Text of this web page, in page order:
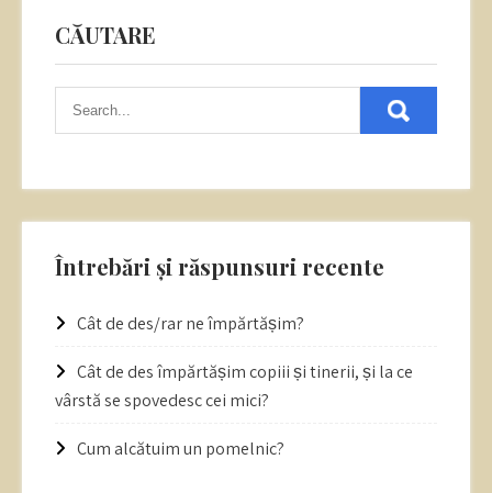
CĂUTARE
Întrebări și răspunsuri recente
Cât de des/rar ne împărtășim?
Cât de des împărtășim copiii și tinerii, și la ce
vârstă se spovedesc cei mici?
Cum alcătuim un pomelnic?